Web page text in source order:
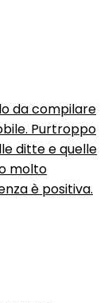
da compilare
Purtroppo
ditte e quelle
molto
è positiva.